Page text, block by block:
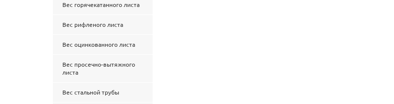
Вес горячекатанного листа
Вес рифленого листа
Вес оцинкованного листа
Вес просечно-вытяжного
листа
Вес стальной трубы